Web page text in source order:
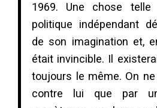
1969. Une chose telle
politique indépendant
de son imagination et,
était invincible. Il
toujours le même. On
contre lui que par